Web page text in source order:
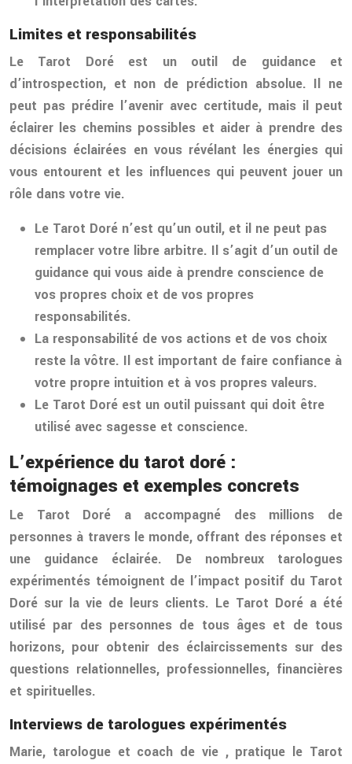
Limites et responsabilités
Le Tarot Doré est un outil de guidance et
d’introspection, et non de prédiction absolue. Il ne
peut pas prédire l’avenir avec certitude, mais il peut
éclairer les chemins possibles et aider à prendre des
décisions éclairées en vous révélant les énergies qui
vous entourent et les influences qui peuvent jouer un
rôle dans votre vie.
Le Tarot Doré n’est qu’un outil, et il ne peut pas
remplacer votre libre arbitre. Il s’agit d’un outil de
guidance qui vous aide à prendre conscience de
vos propres choix et de vos propres
responsabilités.
La responsabilité de vos actions et de vos choix
reste la vôtre. Il est important de faire confiance à
votre propre intuition et à vos propres valeurs.
Le Tarot Doré est un outil puissant qui doit être
utilisé avec sagesse et conscience.
L’expérience du tarot doré :
témoignages et exemples concrets
Le Tarot Doré a accompagné des millions de
personnes à travers le monde, offrant des réponses et
une guidance éclairée. De nombreux tarologues
expérimentés témoignent de l’impact positif du Tarot
Doré sur la vie de leurs clients. Le Tarot Doré a été
utilisé par des personnes de tous âges et de tous
horizons, pour obtenir des éclaircissements sur des
questions relationnelles, professionnelles, financières
et spirituelles.
Interviews de tarologues expérimentés
Marie, tarologue et coach de vie , pratique le Tarot